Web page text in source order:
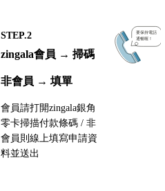
STEP.2
zingala會員 → 掃碼
非會員 → 填單
會員請打開zingala銀角
零卡掃描付款條碼 / 非
會員則線上填寫申請資
料並送出